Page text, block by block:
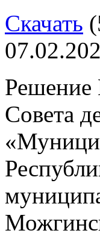
Скачать
Решение
Совета